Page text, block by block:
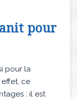
pour
pour la
ce
: il est